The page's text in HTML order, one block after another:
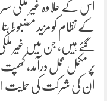
اس کے علاوہ غیر ملکی
کے نظام کو مزید مضبوط
گئے ہیں، جن میں غیر
پر مکمل عمل درآمد،
ان کی شرکت کی حمایت اور